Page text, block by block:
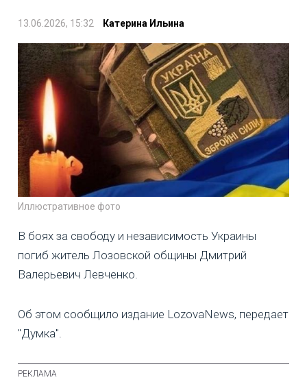
13.06.2026, 15:32 Катерина Ильина
Иллюстративное фото
В боях за свободу и независимость Украины
погиб житель Лозовской общины Дмитрий
Валерьевич Левченко.
Об этом сообщило издание LozovaNews, передает
"Думка".